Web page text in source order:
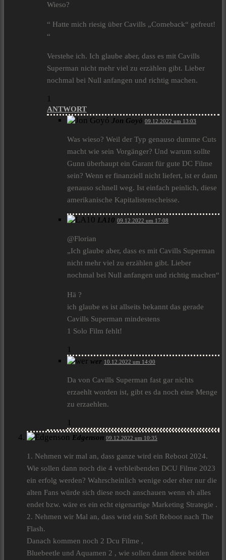
Wieso?
“ Hatte mich riesig über Cavills „Comeback“ gefreut!
“
Verstehe ich. Ich glaube aber, dass es mit Cavills
Superman nicht mehr viel zu erzählen gibt. Lieber
nochmal bei Null anfangen und richtig machen.
1
ANTWORT
Jon Goyó 09.12.2022 um 13:03
Was wieso? Weil der Typ genauso dumme Cuts
macht wie sein Vorgänger? Und warum sollte
Gunn überhaupt ein Garant für gute DC Filme
sein? Wenn er finanziell nicht liefert, ist er dann
genauso schnell weg. Ist einfach peinlich, diese
amerikanische Kapitalistenscheisse.
LA10 09.12.2022 um 17:08
@Florian
„Ich glaube aber, dass es mit Cavills Superman
nicht mehr viel zu erzählen gibt. Lieber
nochmal bei Null anfangen und richtig machen“
Hä ?
ich glaube es ist allseits bekannt das gerade
Cavills Superman mindestens
1 Solo Film fehlt!
1
wer 10.12.2022 um 14:00
Da von Cavills Superman fast gar nichts
erzaehlt worden ist, gibt es da noch eine Menge
zu erzaehlen.
1
Edgenson 09.12.2022 um 10:35
1. Nehmen wir mal an, dass ganze wird ein Reboot 2024.
Wie sollen dann noch die 4 verbleibenden DCU Filme 2023
ein erfolg werden? Wahrscheinlich wenige oder eher nur die
alten Fans würde sich diese noch anschauen wenn eh alles
endet bzw. wäre es ein echt eigenartige Marketing Strategie .
2. Nehmen wir Mal an, dass wird ein Soft Reboot nach The
Flash.
Danach kommen noch 2 Dcu Filme ,
Bluebeetle und Aquamen 2 , wie sollen dann diese beiden